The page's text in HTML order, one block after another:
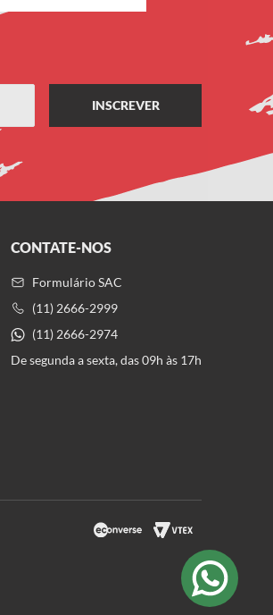
CONTATE-NOS
Formulário SAC
(11) 2666-2999
(11) 2666-2974
De segunda a sexta, das 09h às 17h